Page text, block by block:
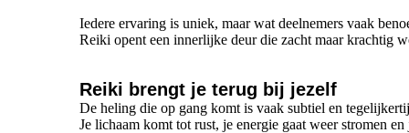
Iedere ervaring is uniek, maar wat deelnemers vaak
Reiki opent een innerlijke deur die zacht maar krachtig
Reiki brengt je terug bij jezelf
De heling die op gang komt is vaak subtiel en
Je lichaam komt tot rust, je energie gaat weer stromen